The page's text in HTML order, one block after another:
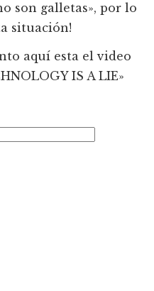
son galletas», por lo
situación!
aquí esta el video
IS A LIE»